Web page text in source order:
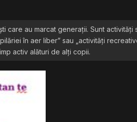
au marcat generații. Sunt
în aer liber” sau „activități
activ alături de alți copii.